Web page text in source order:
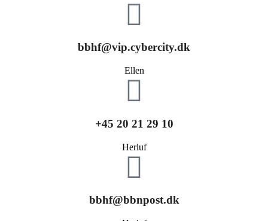
bbhf@vip.cybercity.dk
Ellen
+45 20 21 29 10
Herluf
bbhf@bbnpost.dk